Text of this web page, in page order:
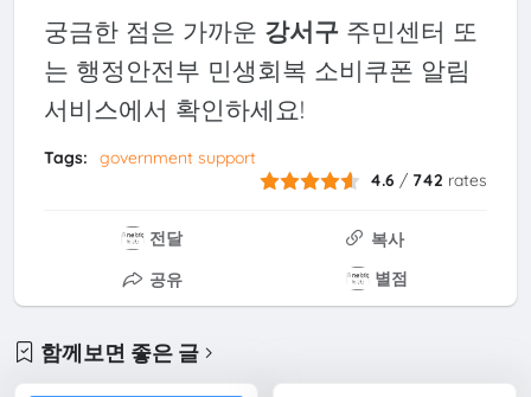
궁금한 점은 가까운 강서구주민센터 또
는 행정안전부 민생회복 소비쿠폰 알림
서비스에서 확인하세요!
Tags:
government support
4.6 / 742 rates
전달
복사
공유
별점
함께보면 좋은 글